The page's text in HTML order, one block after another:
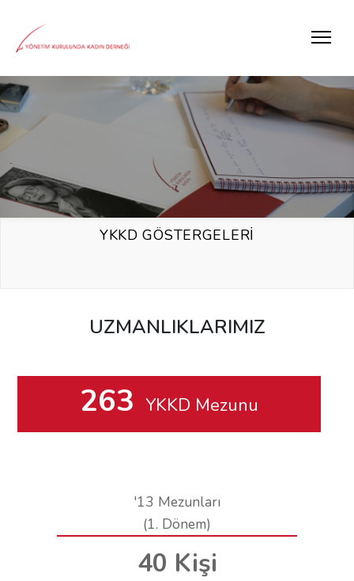
YKKD GÖSTERGELERİ
UZMANLIKLARIMIZ
263 YKKD Mezunu
'13 Mezunları
(1. Dönem)
40 Kişi